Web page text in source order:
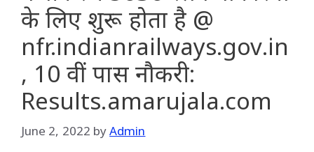
के लिए शुरू होता है @
nfr.indianrailways.gov.in
, 10 वीं पास नौकरी:
Results.amarujala.com
June 2, 2022 byAdmin